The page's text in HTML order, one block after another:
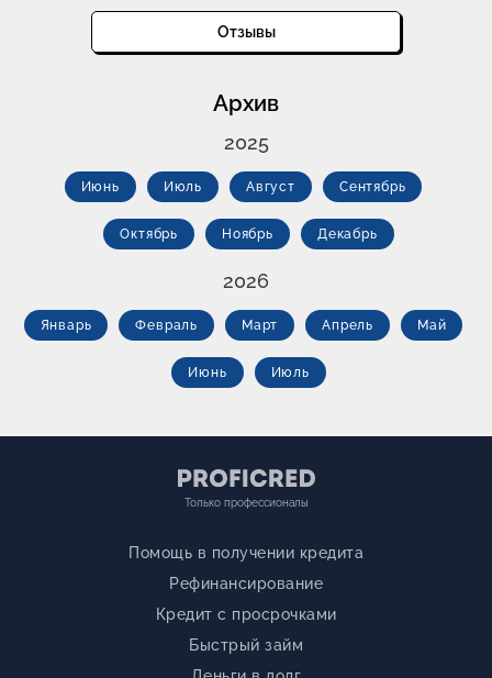
Отзывы
Архив
2025
Июнь Июль Август Сентябрь
Октябрь Ноябрь Декабрь
2026
Январь Февраль Март Апрель Май
Июнь Июль
Только профессионалы
Помощь в получении кредита
Рефинансирование
Кредит с просрочками
Быстрый займ